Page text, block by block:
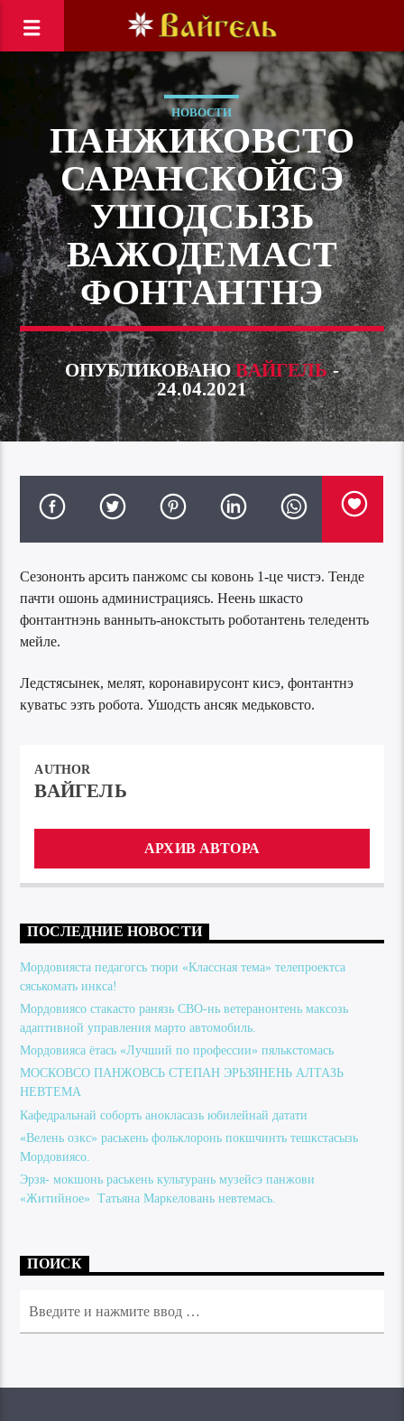
НОВОСТИ
ПАНЖИКОВСТО
САРАНСКОЙСЭ
УШОДСЫЗЬ
ВАЖОДЕМАСТ
ФОНТАНТНЭ
ОПУБЛИКОВАНОВАЙГЕЛЬ-
24.04.2021
Сезононть арсить панжомс сы ковонь 1-це чистэ. Тенде
пачти ошонь администрациясь. Неень шкасто
фонтантнэнь ванныть-анокстыть роботантень теледенть
мейле.
Ледстясынек, мелят, коронавирусонт кисэ, фонтантнэ
куватьс эзть робота. Ушодсть ансяк медьковсто.
AUTHOR
ВАЙГЕЛЬ
АРХИВ АВТОРА
ПОСЛЕДНИЕ НОВОСТИ
Мордовияста педагогсь тюри «Классная тема» телепроектса
сяськомать инкса!
Мордовиясо стакасто ранязь СВО-нь ветеранонтень максозь
адаптивной управления марто автомобиль.
Мордовияса ётась «Лучший по профессии» пялькстомась
МОСКОВСО ПАНЖОВСЬ СТЕПАН ЭРЬЗЯНЕНЬ АЛТАЗЬ
НЕВТЕМА
Кафедральнай соборть анокласазь юбилейнай датати
«Велень озкс» раськень фольклоронь покшчинть тешкстасызь
Мордовиясо.
Эрзя- мокшонь раськень культурань музейсэ панжови
«Житийное» Татьяна Маркеловань невтемась.
ПОИСК